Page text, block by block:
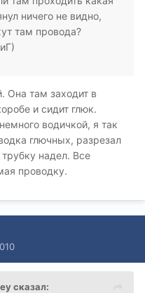
ничего не видно,
там провода?
Она там заходит в
и сидит глюк.
водичкой, я так
глючных, разрезал
надел. Все
проводку.
сказал: